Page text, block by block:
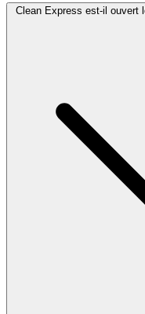
Clean Express est-il ouvert